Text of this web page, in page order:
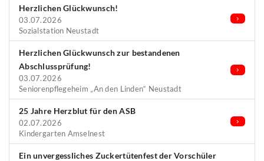
Herzlichen Glückwunsch!
03.07.2026
Sozialstation Neustadt
Herzlichen Glückwunsch zur bestandenen
Abschlussprüfung!
03.07.2026
Seniorenpflegeheim „An den Linden“ Neustadt
25 Jahre Herzblut für den ASB
02.07.2026
Kindergarten Amselnest
Ein unvergessliches Zuckertütenfest der Vorschüler